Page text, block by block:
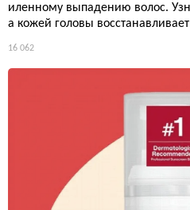
иленному выпадению волос.
а кожей головы
16 062